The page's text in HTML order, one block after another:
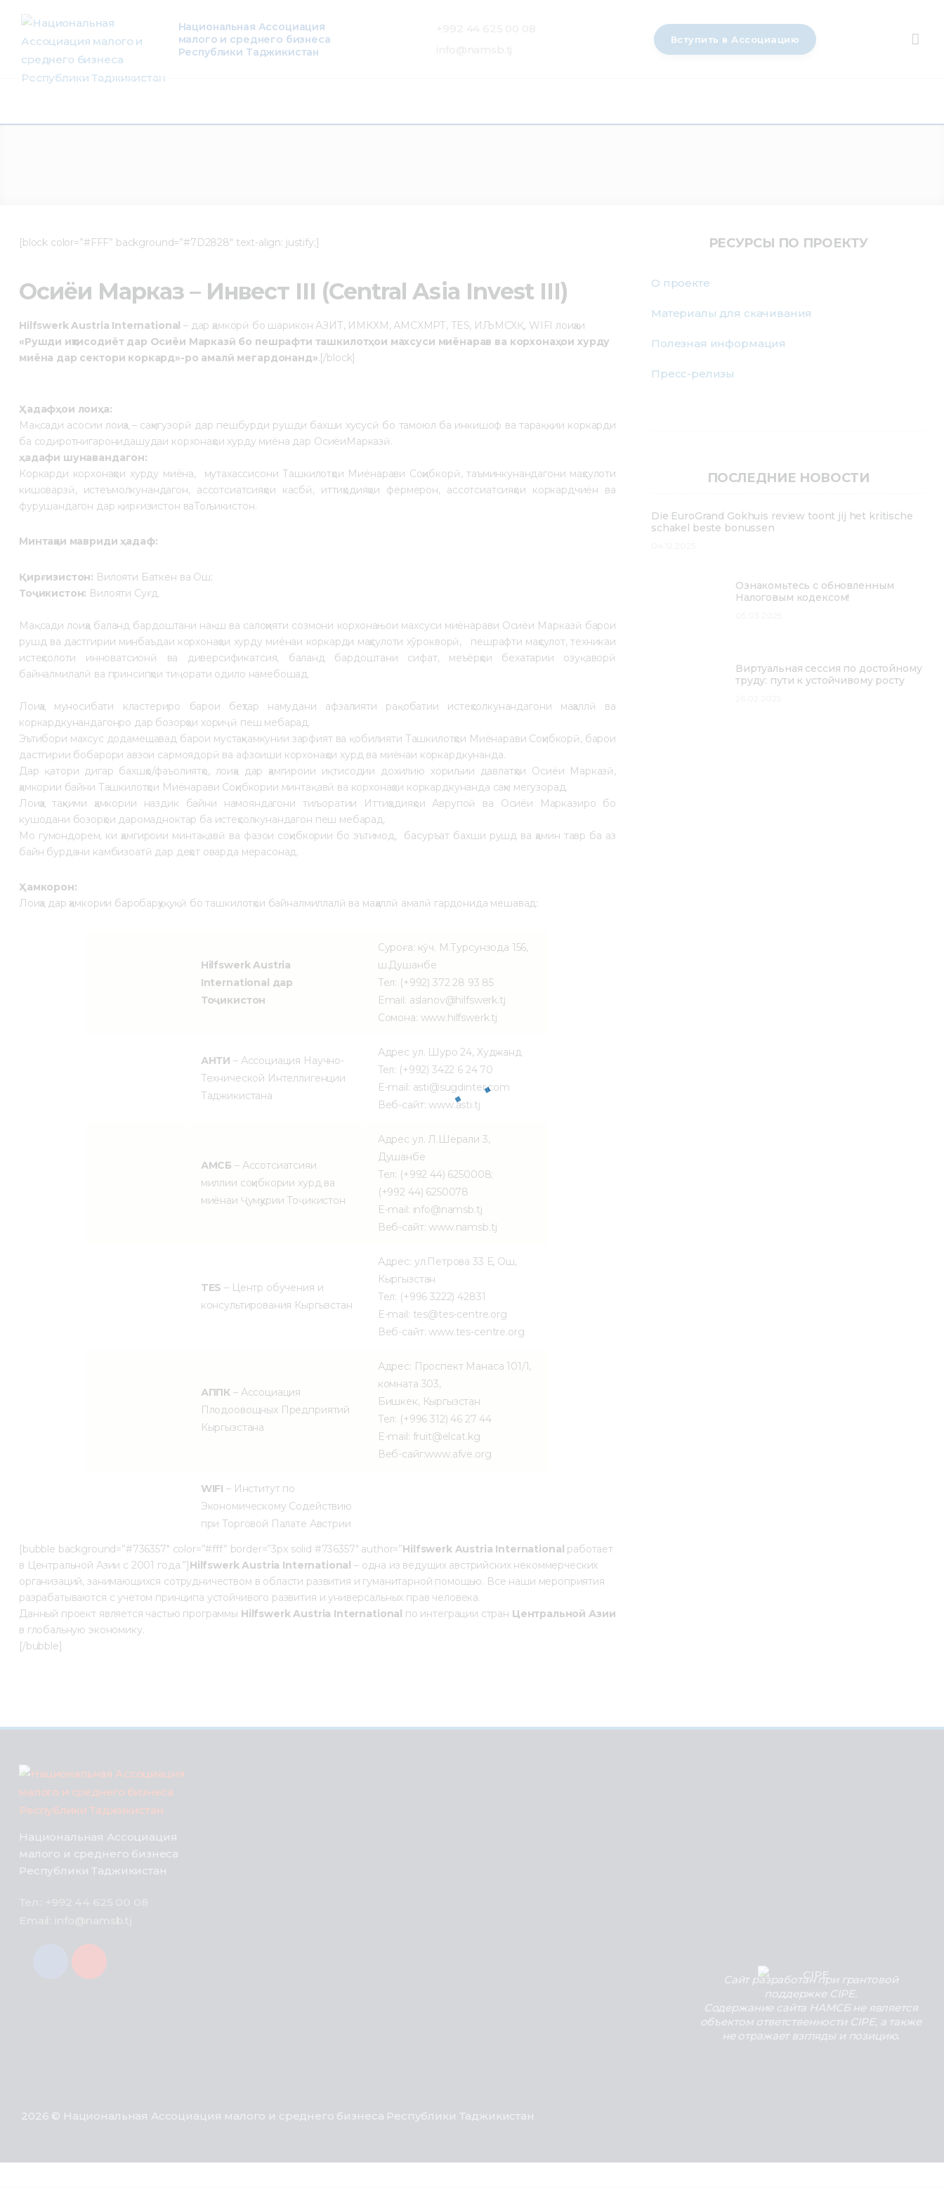
Национальная Ассоциация
малого и среднего бизнеса
Республики Таджикистан
Вступить в Ассоциацию
О нас
Деятельность
Проекты
Членство
[block color=”#FFF” background=”#7D2828″ text-align: justify;]
Осиёи Марказӣ – Инвест III (Central Asia Invest III)
Hilfswerk Austria International– дар ҳамкорӣ бо шарикон АЗИТ, ИМКХМ, АМСХМРТ, TES, ИЉМСХҚ, WIFI лоиҳаи
«Рушди иқтисодиёт дар Осиёи Марказӣ бо пешрафти ташкилотҳои махсуси миёнарав ва корхонаҳои хурду
миёна дар сектори коркард»-ро амалӣ мегардонанд».[/block]
Ҳадафҳои лоиҳа:
Мақсади асосии лоиҳа – саҳмгузорӣ дар пешбурди рушди бахши хусусӣ бо тамоюл ба инкишоф ва тараққии коркарди
ба содиротнигаронидашудаи корхонаҳои хурду миёна дар ОсиёиМарказӣ.
ҳадафи шунавандагон:
Коркарди корхонаҳои хурду миёна, мутахассисони Ташкилотҳои Миёнарави Соҳибкорӣ, таъминкунандагони маҳсулоти
кишоварзӣ, истеъмолкунандагон, ассотсиатсияҳои касбӣ, иттиҳодияҳои фермерон, ассотсиатсияҳои коркардчиён ва
фурушандагон дар қирғизистон ваТољикистон.
Минтақаи мавриди ҳадаф:
Қирғизистон: Вилояти Баткен ва Ош;
Тоҷикистон: Вилояти Суғд.
Мақсади лоиҳа баланд бардоштани нақш ва салоҳияти созмони корхонањои махсуси миёнарави Осиёи Марказӣ барои
рушд ва дастгирии минбаъдаи корхонаҳои хурду миёнаи коркарди маҳсулоти хўрокворӣ, пешрафти маҳсулот, техникаи
истеҳсолоти инноватсионӣ ва диверсификатсия, баланд бардоштани сифат, меъёрҳои бехатарии озуқаворӣ
байналмилалӣ ва принсипҳои тиҷорати одило намебошад.
Лоиҳа муносибати кластериро барои беҳтар намудани афзалияти рақобатии истеҳсолкунандагони маҳаллӣ ва
коркардкунандагонро дар бозорҳои хориҷӣ пеш мебарад.
Эътибори махсус додамещавад барои мустаҳкамкунии зарфият ва қобилияти Ташкилотҳои Миёнарави Соҳибкорӣ, барои
дастгирии бобарори авзои сармоядорӣ ва афзоиши корхонаҳои хурд ва миёнаи коркардкунанда.
Дар қатори дигар бахшҳо/фаъолиятҳо, лоиҳа дар ҳамгироии иқтисодии дохилию хориљии давлатҳои Осиёи Марказӣ,
ҳамкории байни Ташкилотҳои Миёнарави Соҳибкории минтақавӣ ва корхонаҳои коркардкунанда саҳм мегузорад.
Лоиҳа таҳкими ҳамкории наздик байни намояндагони тиљоратии Иттиҳодияҳои Аврупоӣ ва Осиёи Марказиро бо
кушодани бозорҳои даромадноктар ба истеҳсолкунандагон пеш мебарад.
Мо гумондорем, ки ҳамгироии минтақавӣ ва фазои соҳибкории бо эътимод, басуръат бахши рушд ва ҳамин тавр ба аз
байн бурдани камбизоатӣ дар деҳот оварда мерасонад.
Ҳамкорон:
Лоиҳа дар ҳамкории баробарҳуқуқӣ бо ташкилотҳои байналмиллалӣ ва маҳаллӣ амалӣ гардонида мешавад:
Hilfswerk Austria
International дар
Тоҷикистон
Суроға: кӯч. М.Турсунзода 156,
ш.Душанбе
Тел: (+992) 372 28 93 85
Email: aslanov@hilfswerk.tj
Сомона: www.hilfswerk.tj
АНТИ – Ассоциация Научно-
Технической Интеллигенции
Таджикистана
Адрес ул. Шуро 24, Худжанд
Teл: (+992) 3422 6 24 70
E-mail: asti@sugdinter.com
Веб-сайт: www.asti.tj
АМСБ – Ассотсиатсияи
миллии соҳибкории хурд ва
миёнаи Ҷумҳурии Тоҷикистон
Адрес ул. Л.Шерали 3,
Душанбе
Тел: (+992 44) 6250008;
(+992 44) 6250078
E-mail: info@namsb.tj
Веб-сайт: www.namsb.tj
TES – Центр обучения и
консультирования Кыргызстан
Адрес: ул.Петрова 33 Е, Ош,
Кыргызстан
Тел: (+996 3222) 42831
E-mail: tes@tes-centre.org
Веб-сайт: www.tes-centre.org
АППК – Ассоциация
Плодоовощных Предприятий
Кыргызстана
Адрес: Проспект Манаса 101/1,
комната 303,
Бишкек, Кыргызстан
Тел: (+996 312) 46 27 44
E-mail: fruit@elcat.kg
Веб-сайг:www.afve.org
WIFI – Институт по
Экономическому Содействию
при Торговой Палате Австрии
[bubble background=”#736357″ color=”#fff” border=”3px solid #736357″ author=”Hilfswerk Austria International работает
в Центральной Азии с 2001 года.”]Hilfswerk Austria International – одна из ведущих австрийских некоммерческих
организаций, занимающихся сотрудничеством в области развития и гуманитарной помощью. Все наши мероприятия
разрабатываются с учетом принципа устойчивого развития и универсальных прав человека.
Данный проект является частью программы Hilfswerk Austria International по интеграции стран Центральной Азии
в глобальную экономику.
[/bubble]
РЕСУРСЫ ПО ПРОЕКТУ
О проекте
Материалы для скачивания
Полезная информация
Пресс-релизы
ПОСЛЕДНИЕ НОВОСТИ
Die EuroGrand Gokhuis review toont jij het kritische
schakel beste bonussen
Ознакомьтесь с обновленным
Налоговым кодексом!
Виртуальная сессия по достойному
труду: пути к устойчивому росту
Национальная Ассоциация
малого и среднего бизнеса
Республики Таджикистан
Сайт разработан при грантовой
поддержке CIPE.
Содержание сайта НАМСБ не является
объектом ответственности CIPE, а также
не отражает взгляды и позицию.
2026 © Национальная Ассоциация малого и среднего бизнеса Республики Таджикистан